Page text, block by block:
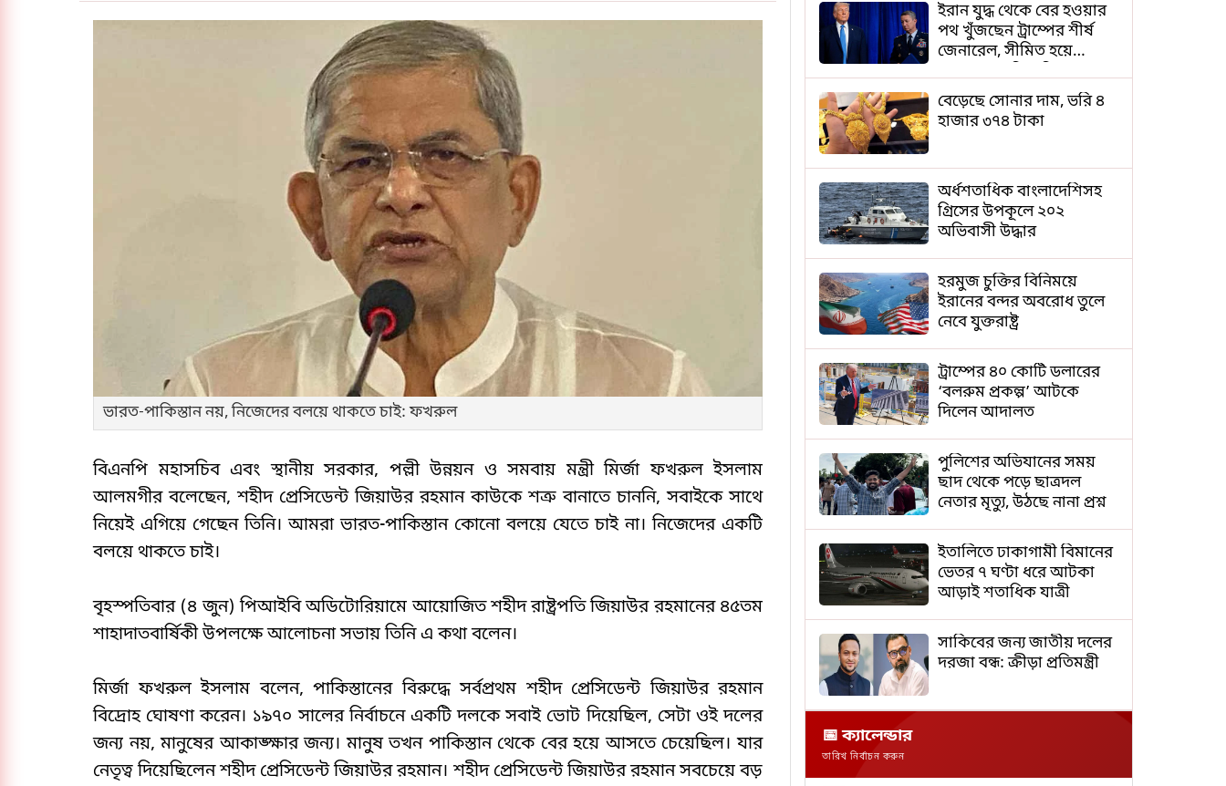
ভারত-পাকিস্তান নয়, নিজেদের বলয়ে থাকতে চাই: ফখরুল
বিএনপি মহাসচিব এবং স্থানীয় সরকার, পল্লী উন্নয়ন ও সমবায় মন্ত্রী মির্জা ফখরুল ইসলাম
আলমগীর বলেছেন, শহীদ প্রেসিডেন্ট জিয়াউর রহমান কাউকে শত্রু বানাতে চাননি, সবাইকে সাথে
নিয়েই এগিয়ে গেছেন তিনি। আমরা ভারত-পাকিস্তান কোনো বলয়ে যেতে চাই না। নিজেদের একটি
বলয়ে থাকতে চাই।
বৃহস্পতিবার (৪ জুন) পিআইবি অডিটোরিয়ামে আয়োজিত শহীদ রাষ্ট্রপতি জিয়াউর রহমানের ৪৫তম
শাহাদাতবার্ষিকী উপলক্ষে আলোচনা সভায় তিনি এ কথা বলেন।
মির্জা ফখরুল ইসলাম বলেন, পাকিস্তানের বিরুদ্ধে সর্বপ্রথম শহীদ প্রেসিডেন্ট জিয়াউর রহমান
বিদ্রোহ ঘোষণা করেন। ১৯৭০ সালের নির্বাচনে একটি দলকে সবাই ভোট দিয়েছিল, সেটা ওই দলের
জন্য নয়, মানুষের আকাঙ্ক্ষার জন্য। মানুষ তখন পাকিস্তান থেকে বের হয়ে আসতে চেয়েছিল। যার
নেতৃত্ব দিয়েছিলেন শহীদ প্রেসিডেন্ট জিয়াউর রহমান। শহীদ প্রেসিডেন্ট জিয়াউর রহমান সবচেয়ে বড়
ইরান যুদ্ধ থেকে বের হওয়ার
পথ খুঁজছেন ট্রাম্পের শীর্ষ
জেনারেল, সীমিত হয়ে
বেড়েছে সোনার দাম, ভরি ৪
হাজার ৩৭৪ টাকা
অর্ধশতাধিক বাংলাদেশিসহ
গ্রিসের উপকূলে ২০২
অভিবাসী উদ্ধার
হরমুজ চুক্তির বিনিময়ে
ইরানের বন্দর অবরোধ তুলে
নেবে যুক্তরাষ্ট্র
ট্রাম্পের ৪০ কোটি ডলারের
‘বলরুম প্রকল্প’ আটকে
দিলেন আদালত
পুলিশের অভিযানের সময়
ছাদ থেকে পড়ে ছাত্রদল
নেতার মৃত্যু, উঠছে নানা প্রশ্ন
ইতালিতে ঢাকাগামী বিমানের
ভেতর ৭ ঘণ্টা ধরে আটকা
আড়াই শতাধিক যাত্রী
সাকিবের জন্য জাতীয় দলের
দরজা বন্ধ: ক্রীড়া প্রতিমন্ত্রী
📅 ক্যালেন্ডার
তারিখ নির্বাচন করুন